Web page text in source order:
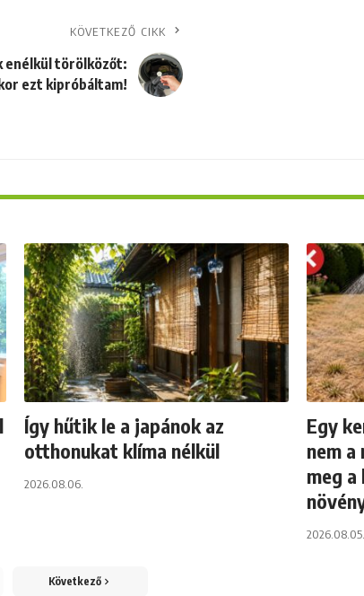
KÖVETKEZŐ CIKK
enélkül törölközőt:
ezt kipróbáltam!
Így hűtik le a japánok az
otthonukat klíma nélkül
2026.08.06.
Egy
nem a
meg
2026.08.05.
Következő